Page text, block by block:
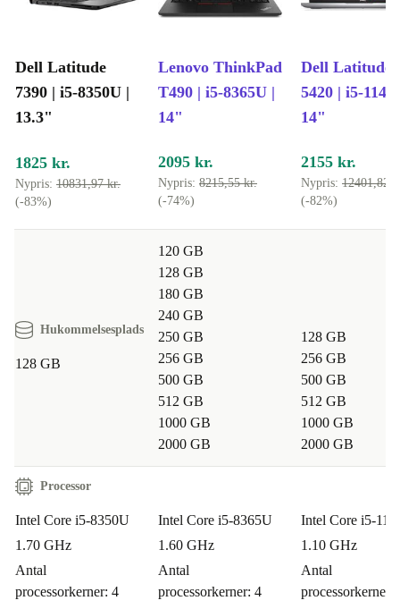
Dell Latitude
7390 | i5-8350U |
13.3"
Lenovo ThinkPad
T490 | i5-8365U |
14"
Dell Latitude
5420 | i5-
14"
1825 kr.
Nypris: 10831,97 kr.
(-83%)
2095 kr.
Nypris: 8215,55 kr.
(-74%)
2155 kr.
Nypris: 12401,82
(-82%)
Hukommelsesplads
128 GB
120 GB
128 GB
180 GB
240 GB
250 GB
256 GB
500 GB
512 GB
1000 GB
2000 GB
128 GB
256 GB
500 GB
512 GB
1000 GB
2000 GB
Processor
Intel Core i5-8350U
1.70 GHz
Antal
processorkerner: 4
Intel Core i5-8365U
1.60 GHz
Antal
processorkerner: 4
Intel Core i5-
1.10 GHz
Antal
processorkerner: